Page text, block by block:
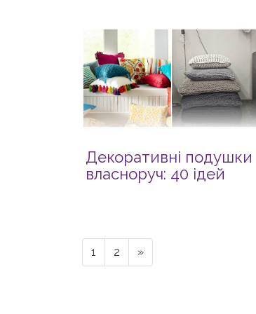
Декоративні подушки
власноруч: 40 ідей
1 2 »